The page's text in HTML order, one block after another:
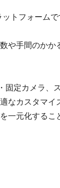
トフォームで
や手間のかか
固定カメラ、
なカスタマイ
一元化するこ